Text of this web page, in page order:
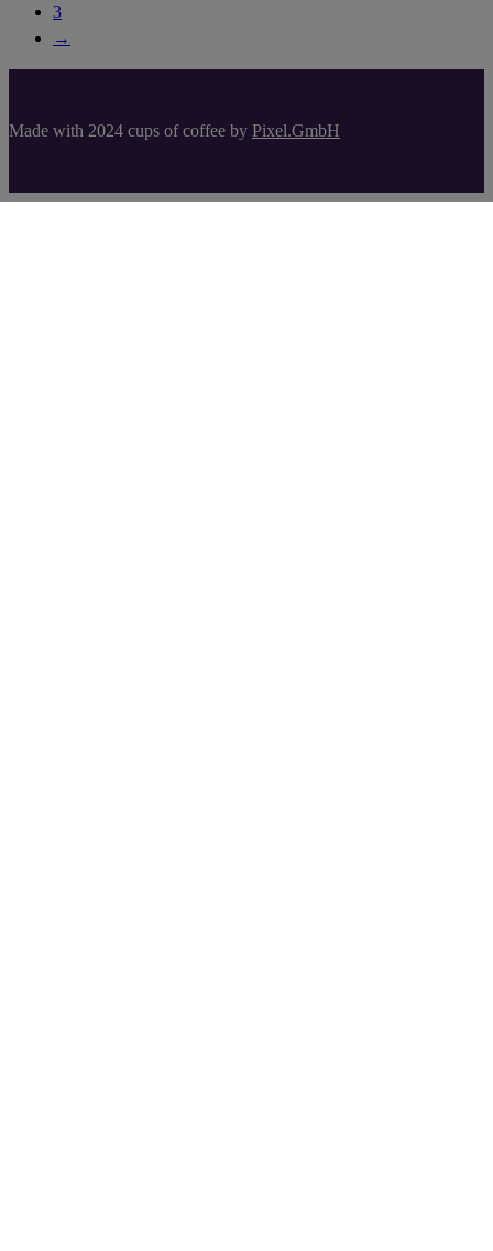
3
→
Made with 2024 cups of coffee by Pixel.GmbH